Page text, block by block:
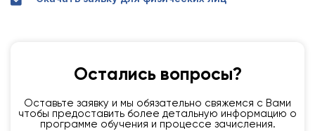
Остались вопросы?
Оставьте заявку и мы обязательно свяжемся с Вами
чтобы предоставить более детальную информацию о
программе обучения и процессе зачисления.